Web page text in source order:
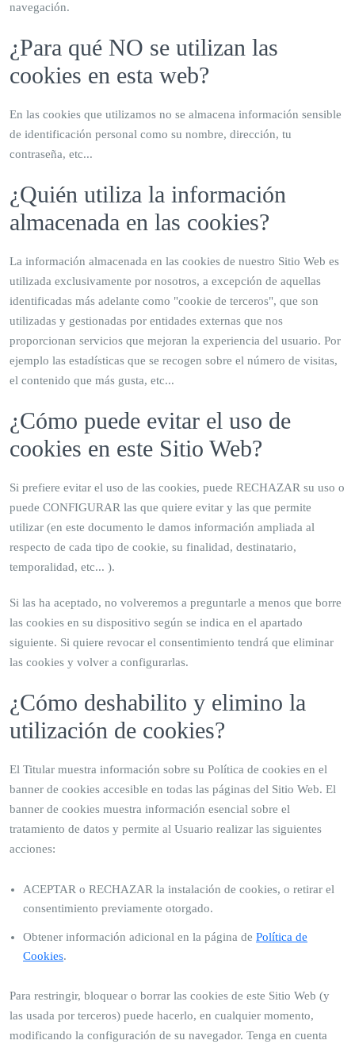
navegación.
¿Para qué NO se utilizan las
cookies en esta web?
En las cookies que utilizamos no se almacena información sensible
de identificación personal como su nombre, dirección, tu
contraseña, etc...
¿Quién utiliza la información
almacenada en las cookies?
La información almacenada en las cookies de nuestro Sitio Web es
utilizada exclusivamente por nosotros, a excepción de aquellas
identificadas más adelante como "cookie de terceros", que son
utilizadas y gestionadas por entidades externas que nos
proporcionan servicios que mejoran la experiencia del usuario. Por
ejemplo las estadísticas que se recogen sobre el número de visitas,
el contenido que más gusta, etc...
¿Cómo puede evitar el uso de
cookies en este Sitio Web?
Si prefiere evitar el uso de las cookies, puede RECHAZAR su uso o
puede CONFIGURAR las que quiere evitar y las que permite
utilizar (en este documento le damos información ampliada al
respecto de cada tipo de cookie, su finalidad, destinatario,
temporalidad, etc... ).
Si las ha aceptado, no volveremos a preguntarle a menos que borre
las cookies en su dispositivo según se indica en el apartado
siguiente. Si quiere revocar el consentimiento tendrá que eliminar
las cookies y volver a configurarlas.
¿Cómo deshabilito y elimino la
utilización de cookies?
El Titular muestra información sobre su Política de cookies en el
banner de cookies accesible en todas las páginas del Sitio Web. El
banner de cookies muestra información esencial sobre el
tratamiento de datos y permite al Usuario realizar las siguientes
acciones:
ACEPTAR o RECHAZAR la instalación de cookies, o retirar el
consentimiento previamente otorgado.
Obtener información adicional en la página de Política de
Cookies.
Para restringir, bloquear o borrar las cookies de este Sitio Web (y
las usada por terceros) puede hacerlo, en cualquier momento,
modificando la configuración de su navegador. Tenga en cuenta